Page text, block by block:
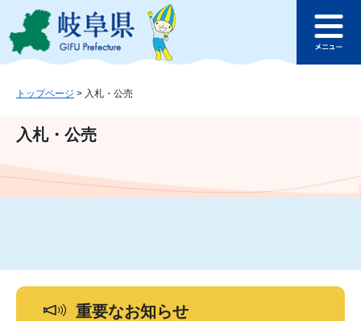
ジ
ュ
文
このページの本文へ
ュ
トップページ > 入札・公売
入札・公売
重要なお知らせ